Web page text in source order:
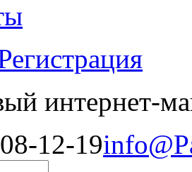
интернет-
12-19